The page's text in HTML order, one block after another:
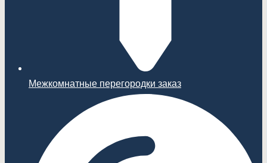
Межкомнатные перегородки заказ